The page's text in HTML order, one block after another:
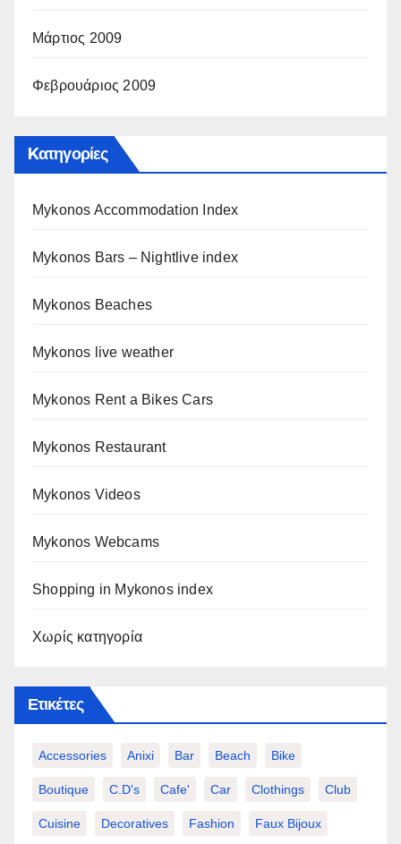
Μάρτιος 2009
Φεβρουάριος 2009
Kατηγορίες
Mykonos Accommodation Index
Mykonos Bars – Nightlive index
Mykonos Beaches
Mykonos live weather
Mykonos Rent a Bikes Cars
Mykonos Restaurant
Mykonos Videos
Mykonos Webcams
Shopping in Mykonos index
Χωρίς κατηγορία
Ετικέτες
Accessories Anixi Bar Beach Bike
Boutique C.d's Cafe' Car Clothings Club
Cuisine Decoratives Fashion Faux Bijoux